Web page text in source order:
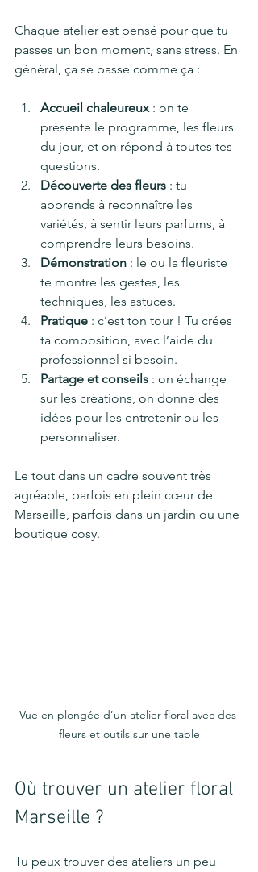
Chaque atelier est pensé pour que tu
passes un bon moment, sans stress. En
général, ça se passe comme ça :
Accueil chaleureux : on te
présente le programme, les fleurs
du jour, et on répond à toutes tes
questions.
Découverte des fleurs : tu
apprends à reconnaître les
variétés, à sentir leurs parfums, à
comprendre leurs besoins.
Démonstration : le ou la fleuriste
te montre les gestes, les
techniques, les astuces.
Pratique : c’est ton tour ! Tu crées
ta composition, avec l’aide du
professionnel si besoin.
Partage et conseils : on échange
sur les créations, on donne des
idées pour les entretenir ou les
personnaliser.
Le tout dans un cadre souvent très
agréable, parfois en plein cœur de
Marseille, parfois dans un jardin ou une
boutique cosy.
Vue en plongée d’un atelier floral avec des
fleurs et outils sur une table
Où trouver un atelier floral
Marseille ?
Tu peux trouver des ateliers un peu